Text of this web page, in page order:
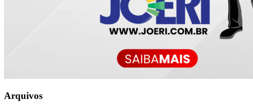
Arquivos